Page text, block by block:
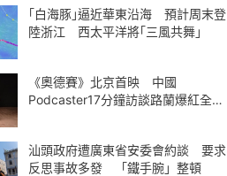
｢白海豚｣逼近華東沿海 預計周末登
陸浙江 西太平洋將｢三風共舞｣
《奧德賽》北京首映 中國
Podcaster17分鐘訪談路蘭爆紅全球
汕頭政府遭廣東省安委會約談 要求
反思事故多發 「鐵手腕」整頓